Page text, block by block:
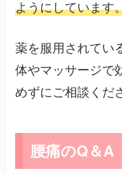
ようにしています
薬を服用されてい
体やマッサージで
めずにご相談くだ
腰痛のQ＆A